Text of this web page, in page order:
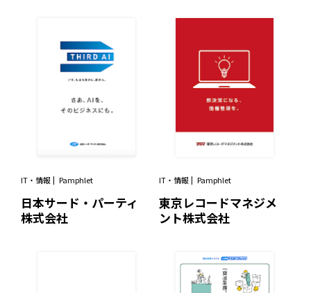
IT・情報 Pamphlet
日本サード・パーティ
株式会社
IT・情報 Pamphlet
東京レコードマネジメ
ント株式会社